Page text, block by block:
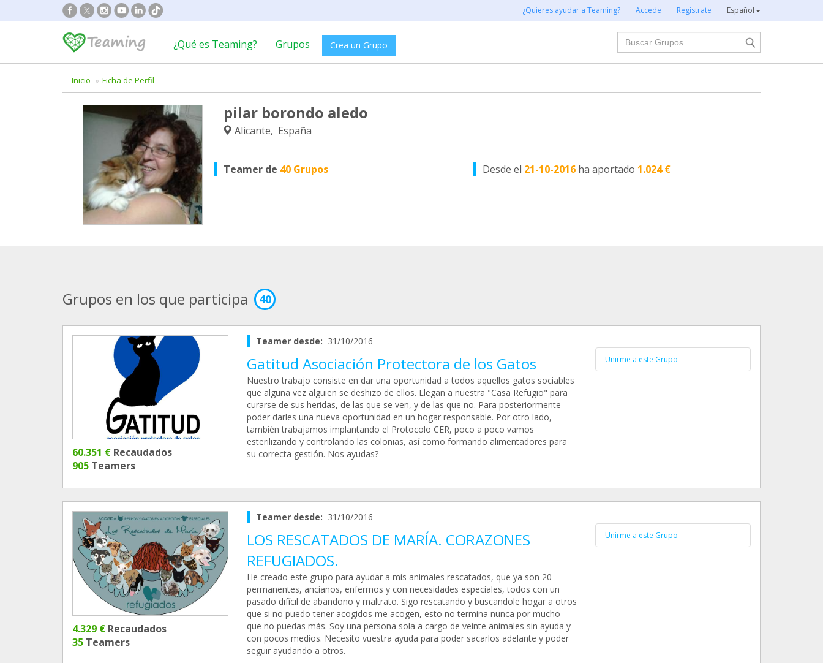
¿Quieres ayudar a Teaming? Accede Regístrate Español
¿Qué es Teaming? Grupos Crea un Grupo
Buscar
Inicio Ficha de Perfil
pilar borondo aledo
Alicante, España
Teamer de 40 Grupos Desde el 21-10-2016 ha aportado 1.024 €
Grupos en los que participa 40
60.351 € Recaudados
905 Teamers
Teamer desde: 31/10/2016
Gatitud Asociación Protectora de los Gatos
Nuestro trabajo consiste en dar una oportunidad a todos aquellos gatos sociables
que alguna vez alguien se deshizo de ellos. Llegan a nuestra "Casa Refugio" para
curarse de sus heridas, de las que se ven, y de las que no. Para posteriormente
poder darles una nueva oportunidad en un hogar responsable. Por otro lado,
también trabajamos implantando el Protocolo CER, poco a poco vamos
esterilizando y controlando las colonias, así como formando alimentadores para
su correcta gestión. Nos ayudas?
Unirme a este Grupo
4.329 € Recaudados
35 Teamers
Teamer desde: 31/10/2016
LOS RESCATADOS DE MARÍA. CORAZONES
REFUGIADOS.
He creado este grupo para ayudar a mis animales rescatados, que ya son 20
permanentes, ancianos, enfermos y con necesidades especiales, todos con un
pasado difícil de abandono y maltrato. Sigo rescatando y buscandole hogar a otros
que si no puedo tener acogidos me acogen, esto no termina nunca por mucho
que no puedas más. Soy una persona sola a cargo de veinte animales sin ayuda y
con pocos medios. Necesito vuestra ayuda para poder sacarlos adelante y poder
seguir ayudando a otros.
Unirme a este Grupo